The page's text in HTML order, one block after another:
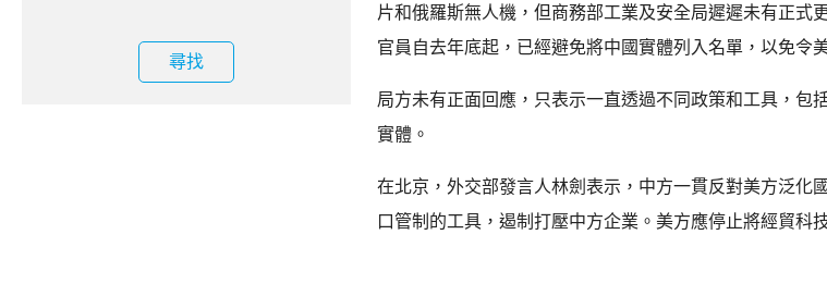
尋找
片和俄羅斯無人機，但商務部工業及安全局遲遲未有正式
官員自去年底起，已經避免將中國實體列入名單，以免令
局方未有正面回應，只表示一直透過不同政策和工具，包
實體。
在北京，外交部發言人林劍表示，中方一貫反對美方泛化
口管制的工具，遏制打壓中方企業。美方應停止將經貿科